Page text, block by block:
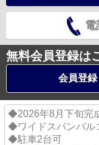
無料会員登録は
会員登録
◆2026年8月下旬完
◆ワイドスパンバル
◆駐車2台可